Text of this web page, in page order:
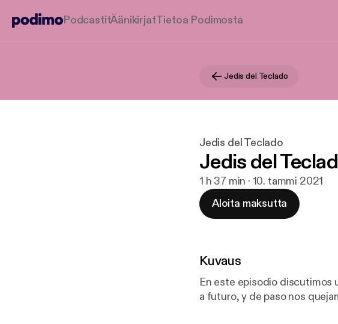
PodcastitÄänikirjatTietoa Podimosta
Jedis del Teclado
Jedis del Teclado
Jedis del
1 h 37 min · 10. tammi 2021
Aloita maksutta
Kuvaus
En este episodio discutimos
a futuro, y de paso nos